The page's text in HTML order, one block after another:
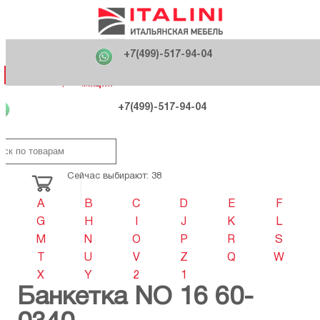
+7(499)-517-94-04
Фабрики
Распродажа
Как купить
О компании
Акция
+7(499)-517-94-04
121170 , г. Москва,
ул. Кутузовский проспект, д. 36 стр.3
+7(499)-517-94-04
Сейчас выбирают: 38
A B C D E
F
G
H J K
L
M
N O P R
S
U V Z Q
W
X
Y 2 1
Банкетка NO 16 60-